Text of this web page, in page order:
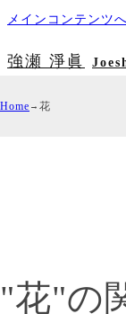
メインコンテンツ
強瀬 淨眞
Home 花
"花"の